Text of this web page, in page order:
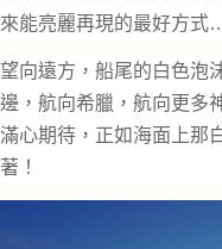
來能亮麗再現的最好方式
望向遠方，船尾的白色泡
邊，航向希臘，航向更多
滿心期待，正如海面上那
著！